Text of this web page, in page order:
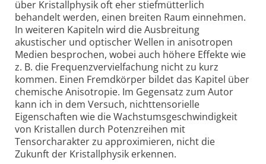
über Kristallphysik oft eher stiefmütterlich
behandelt werden, einen breiten Raum einnehmen.
In weiteren Kapiteln wird die Ausbreitung
akustischer und optischer Wellen in anisotropen
Medien besprochen, wobei auch höhere Effekte wie
z. B. die Frequenzvervielfachung nicht zu kurz
kommen. Einen Fremdkörper bildet das Kapitel über
chemische Anisotropie. Im Gegensatz zum Autor
kann ich in dem Versuch, nichttensorielle
Eigenschaften wie die Wachstumsgeschwindigkeit
von Kristallen durch Potenzreihen mit
Tensorcharakter zu approximieren, nicht die
Zukunft der Kristallphysik erkennen.